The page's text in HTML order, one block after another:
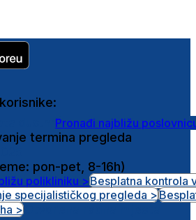
Pronađi najbližu
termina pregleda
pon-pet, 8-16h)
polikliniku >Besplatna kontrola
specijalističkog pregleda >
>